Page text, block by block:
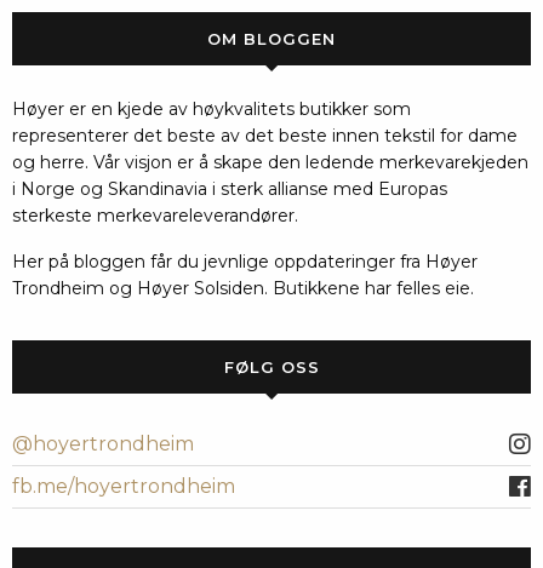
OM BLOGGEN
Høyer er en kjede av høykvalitets butikker som
representerer det beste av det beste innen tekstil for dame
og herre. Vår visjon er å skape den ledende merkevarekjeden
i Norge og Skandinavia i sterk allianse med Europas
sterkeste merkevareleverandører.
Her på bloggen får du jevnlige oppdateringer fra Høyer
Trondheim og Høyer Solsiden. Butikkene har felles eie.
FØLG OSS
@hoyertrondheim
fb.me/hoyertrondheim